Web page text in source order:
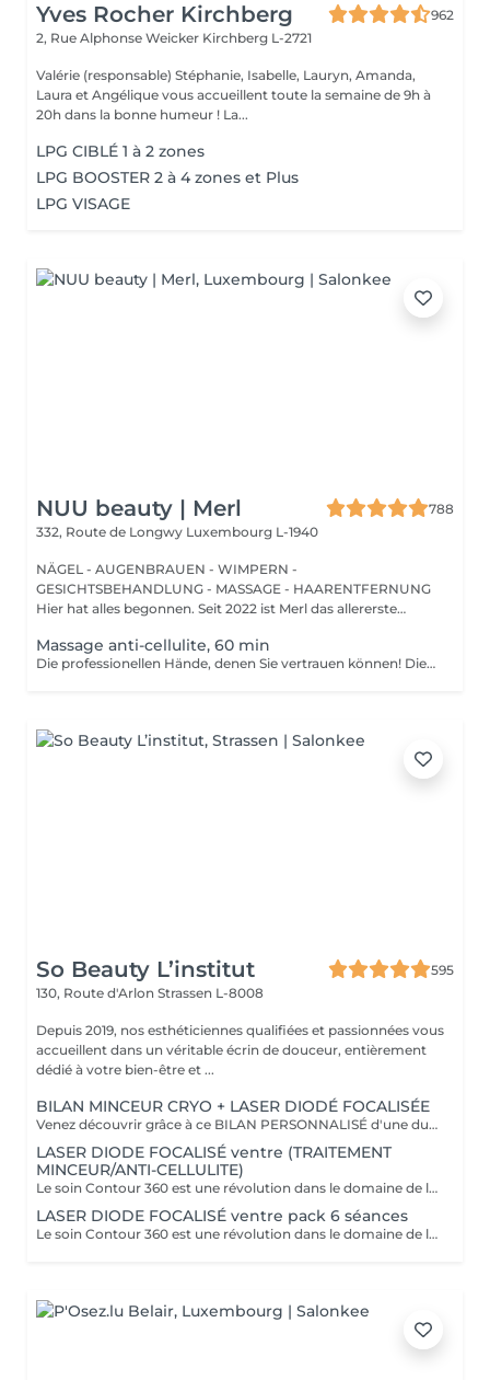
Yves Rocher Kirchberg
962
2, Rue Alphonse Weicker Kirchberg L-2721
Valérie (responsable) Stéphanie, Isabelle, Lauryn, Amanda,
Laura et Angélique vous accueillent toute la semaine de 9h à
20h dans la bonne humeur ! La...
LPG CIBLÉ 1 à 2 zones
LPG BOOSTER 2 à 4 zones et Plus
LPG VISAGE
NUU beauty | Merl
788
332, Route de Longwy Luxembourg L-1940
NÄGEL - AUGENBRAUEN - WIMPERN -
GESICHTSBEHANDLUNG - MASSAGE - HAARENTFERNUNG
Hier hat alles begonnen. Seit 2022 ist Merl das allererste
Massage anti-cellulite, 60 min
Die professionellen Hände, denen Sie vertrauen können! Die Massage ist die Praxis des Knetens oder Manipulierens der Muskeln und anderer Weichteile einer Person, um Stress zu reduzieren, Muskelschmerzen zu lindern, die Entspannung zu fördern und die Funktion des Immunsystems zu verbessern. Vorteile einer Anti-Cellulite-Massage: - verbessert die Durchblutung - beseitigt Stauungen in der Haut - aktiviert Stoffwechselprozesse in Zellen und Geweben - Muskeln und Gewebe werden mit Sauerstoff und Mineralien versorgt - die Haut wird glatt und elastisch Wie wird eine Anti-Cellulite-Massage durchgeführt? - der Rücken wird massiert - Arme werden massiert - Beine werden massiert - der Bauch wird massiert Altersbeschränkungen: empfohlen ab 16 Jahren. Empfehlungen nach dem Eingriff: nach dem Eingriff 2-3 Stunden keinen Sport und plötzliche Bewegungen machen. Frequenz: 2-3 Mal pro Woche, insgesamt 10 Mal. Wiederholen Sie den Eingriff alle 3-6 Monate.
So Beauty L’institut
595
130, Route d'Arlon Strassen L-8008
Depuis 2019, nos esthéticiennes qualifiées et passionnées vous
accueillent dans un véritable écrin de douceur, entièrement
dédié à votre bien-être et ...
BILAN MINCEUR CRYO + LASER DIODÉ FOCALISÉE
Venez découvrir grâce à ce BILAN PERSONNALISÉ d'une durée de 1h la formule la plus adapté pour vous afin d'atteindre vos objectifs ! Le soin Contour 360 est une révolution dans le domaine de l'esthétique corporelle. Si vous cherchez à affiner votre silhouette sans recourir à des interventions chirurgicales invasives, ce traitement est idéal ! Pourquoi opter pour le soin Contour 360 ? La technologie Contour 360 est adaptée à tous les types de peau et à diverses zones du corps. Que ce soit pour le ventre, les poignées d'amour, les cuisses ou les bras. Ce dispositif de body contouring combine trois traitements en un : la cryolipolyse augmentée, le laser diode focalisé et le palper-rouler mécanique. La cryolipolyse détruit les cellules adipeuses grâce à un froid intense, tandis que le laser diode stimule la production de collagène et l'élimination des triglycérides. Le palper-rouler mécanique améliore la circulation sanguine et lymphatique, combattant ainsi la rétention d'eau et la cellulite. Cette synergie permet des résultats visibles dès la première séance.
LASER DIODE FOCALISÉ ventre (TRAITEMENT
MINCEUR/ANTI-CELLULITE)
Le soin Contour 360 est une révolution dans le domaine de l'esthétique corporelle. Si vous cherchez à affiner votre silhouette sans recourir à des interventions chirurgicales invasives, ce traitement est idéal! Contour 360 ne se contente pas de réduire les graisses, elle améliore également la fermeté et la texture de la peau. Grâce à l'association du laser diode focalisé et du palper-rouler mécanique, la technologie stimule la production naturelle de collagène et d'élastine, deux composants essentiels pour une peau ferme et élastique. Le laser chauffe doucement les tissus, favorisant ainsi l'élimination des graisses et la tonicité de la peau. Le palper-rouler, quant à lui, reproduit un massage efficace, réduisant la cellulite et améliorant l'aspect général de la peau pour une silhouette redessinée et harmonieuse.
LASER DIODE FOCALISÉ ventre pack 6 séances
Le soin Contour 360 est une révolution dans le domaine de l'esthétique corporelle. Si vous cherchez à affiner votre silhouette sans recourir à des interventions chirurgicales invasives, ce traitement est idéal! Contour 360 ne se contente pas de réduire les graisses, elle améliore également la fermeté et la texture de la peau. Grâce à l'association du laser diode focalisé et du palper-rouler mécanique, la technologie stimule la production naturelle de collagène et d'élastine, deux composants essentiels pour une peau ferme et élastique. Le laser chauffe doucement les tissus, favorisant ainsi l'élimination des graisses et la tonicité de la peau. Le palper-rouler, quant à lui, reproduit un massage efficace, réduisant la cellulite et améliorant l'aspect général de la peau pour une silhouette redessinée et harmonieuse.